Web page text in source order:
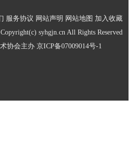
服务协议 网站声明 网站地图 加入收藏
syhgjn.cn All Rights Reserved
协会主办 京ICP备07009014号-1